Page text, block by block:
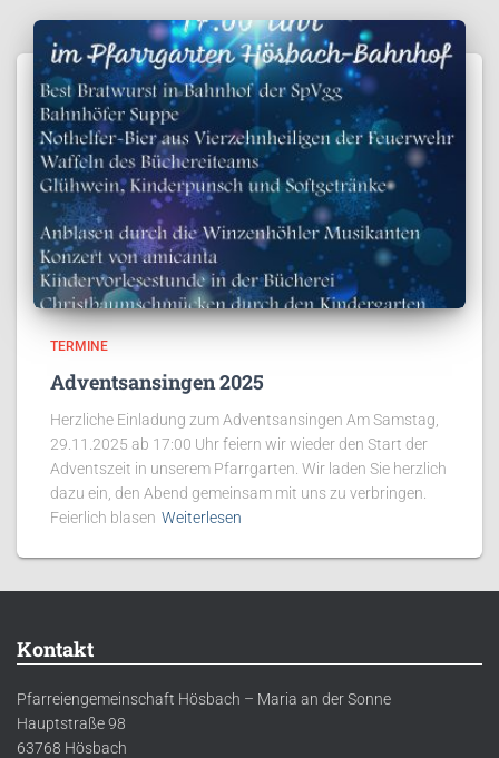
TERMINE
Adventsansingen 2025
Herzliche Einladung zum Adventsansingen Am Samstag,
29.11.2025 ab 17:00 Uhr feiern wir wieder den Start der
Adventszeit in unserem Pfarrgarten. Wir laden Sie herzlich
dazu ein, den Abend gemeinsam mit uns zu verbringen.
Feierlich blasen Weiterlesen
Kontakt
Pfarreiengemeinschaft Hösbach – Maria an der Sonne
Hauptstraße 98
63768 Hösbach